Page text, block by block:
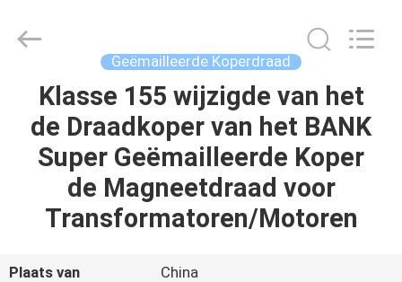
HUIS
PRODUCTEN
VIDEOS
ONGEVEER
Material
Co,.Ltd.
Geëmailleerde Koperdraad
Klasse 155 wijzigde van het
de Draadkoper van het BANK
Super Geëmailleerde Koper
de Magneetdraad voor
Transformatoren/Motoren
Plaats van
China